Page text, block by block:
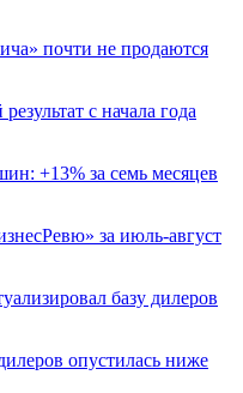
почти не продаются
с начала года
+13% за семь месяцев
за июль-август
базу дилеров
опустилась ниже